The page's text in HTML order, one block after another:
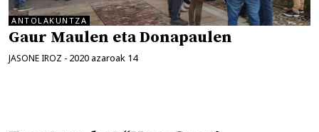
ANTOLAKUNTZA
Gaur Maulen eta Donapaulen
JASONE IROZ - 2020 azaroak 14